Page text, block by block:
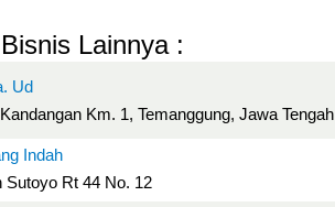
Lainnya :
Ud
Km. 1, Temanggung, Jawa Tengah
Indah
Sutoyo Rt 44 No. 12